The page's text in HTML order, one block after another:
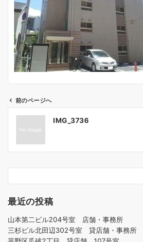
シ
ョ
前のページへ
IMG_3736
最近の投稿
山本第二ビル204号室 店舗・事務所
三杉ビル北田辺302号室 貸店舗・事務所